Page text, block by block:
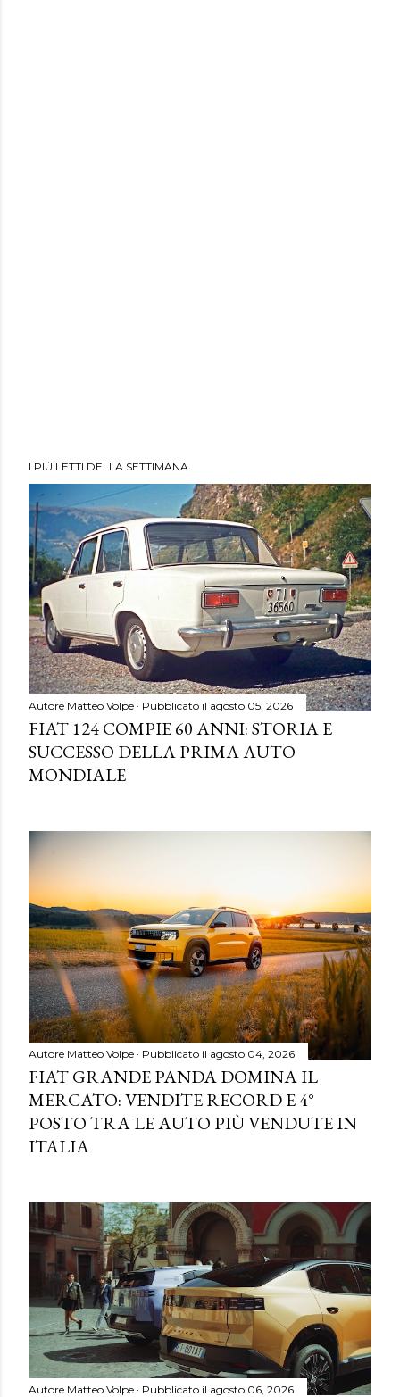
I PIÙ LETTI DELLA SETTIMANA
Autore Matteo Volpe Pubblicato il agosto 05, 2026
FIAT 124 COMPIE 60 ANNI: STORIA E
SUCCESSO DELLA PRIMA AUTO
MONDIALE
Autore Matteo Volpe Pubblicato il agosto 04, 2026
FIAT GRANDE PANDA DOMINA IL
MERCATO: VENDITE RECORD E 4°
POSTO TRA LE AUTO PIÙ VENDUTE IN
ITALIA
Autore Matteo Volpe Pubblicato il agosto 06, 2026